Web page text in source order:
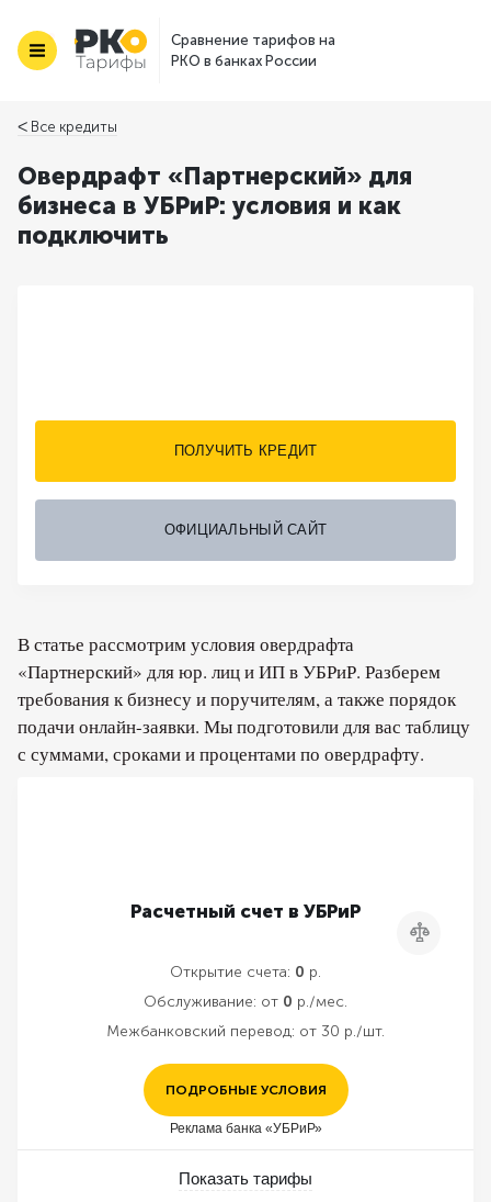
Сравнение тарифов на
РКО в банках России
ᐸ Все кредиты
Овердрафт «Партнерский» для
бизнеса в УБРиР: условия и как
подключить
ПОЛУЧИТЬ КРЕДИТ
ОФИЦИАЛЬНЫЙ САЙТ
В статье рассмотрим условия овердрафта
«Партнерский» для юр. лиц и ИП в УБРиР. Разберем
требования к бизнесу и поручителям, а также порядок
подачи онлайн-заявки. Мы подготовили для вас таблицу
с суммами, сроками и процентами по овердрафту.
Расчетный счет в УБРиР
Сравнить
Открытие счета: 0 р.
Обслуживание: от 0 р./мес.
Межбанковский перевод: от 30 р./шт.
ПОДРОБНЫЕ УСЛОВИЯ
Реклама банка «УБРиР»
Показать тарифы